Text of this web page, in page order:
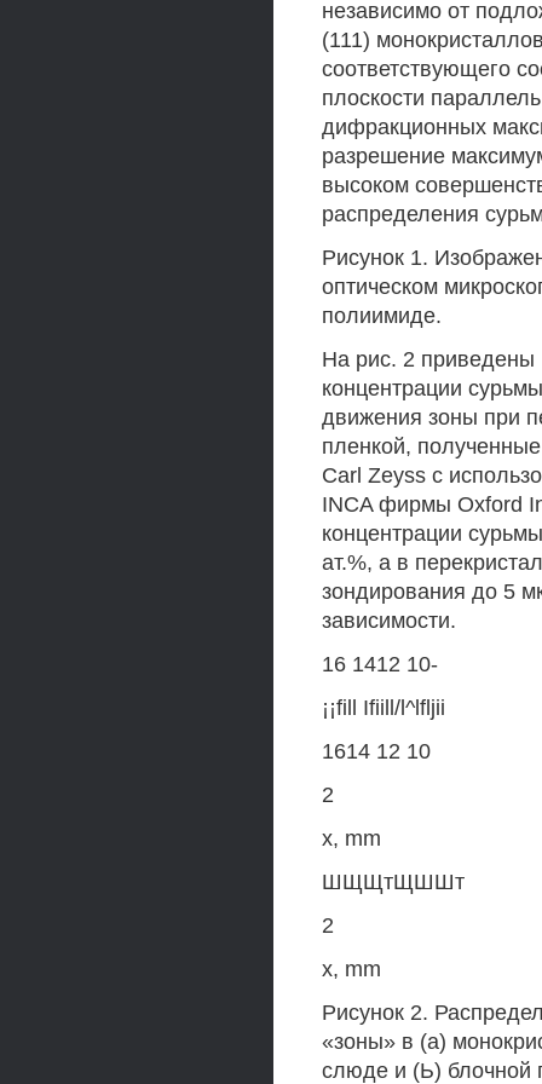
независимо от
(111)
соответствующего
плоскости
дифракционных
разрешение
высоком
распределения
Рисунок 1.
оптическом
полиимиде.
На рис. 2 приведены
концентрации
движения зоны при
пленкой,
Carl Zeyss с
INCA фирмы Oxford
концентрации
ат.%, а в
зондирования до 5
зависимости.
16 1412 10-
¡¡fill Ifiill/l^lfljii
1614 12 10
2
х, mm
ШЩЩтЩШШт
2
х, mm
Рисунок 2.
«зоны» в (а)
слюде и (Ь) блочной